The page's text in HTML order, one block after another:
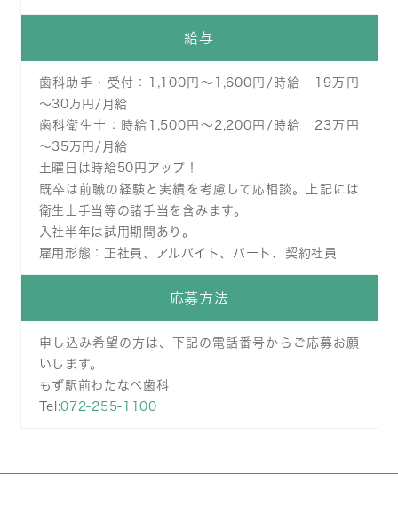
給与
歯科助手・受付：1,100円～1,600円/時給 19万円
～30万円/月給
歯科衛生士：時給1,500円～2,200円/時給 23万円
～35万円/月給
土曜日は時給50円アップ！
既卒は前職の経験と実績を考慮して応相談。上記には
衛生士手当等の諸手当を含みます。
入社半年は試用期間あり。
雇用形態：正社員、アルバイト、パート、契約社員
応募方法
申し込み希望の方は、下記の電話番号からご応募お願
いします。
もず駅前わたなべ歯科
Tel:072-255-1100